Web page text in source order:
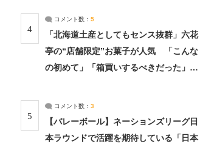
4
コメント数： 5
「北海道土産としてもセンス抜群」六花
亭の“店舗限定”お菓子が人気 「こんな
の初めて」「箱買いするべきだった」
5
コメント数： 3
【バレーボール】ネーションズリーグ日
本ラウンドで活躍を期待している「日本